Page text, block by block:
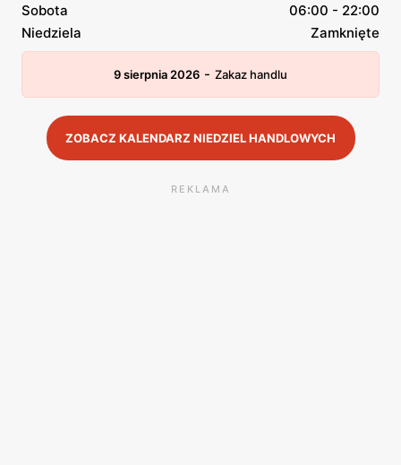
Sobota
06:00 - 22:00
Niedziela
Zamknięte
9 sierpnia 2026 - Zakaz handlu
ZOBACZ KALENDARZ NIEDZIEL HANDLOWYCH
REKLAMA